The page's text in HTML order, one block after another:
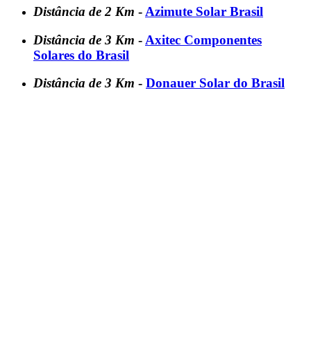
Distância de 2 Km - Azimute Solar Brasil
Distância de 3 Km - Axitec Componentes
Solares do Brasil
Distância de 3 Km - Donauer Solar do Brasil